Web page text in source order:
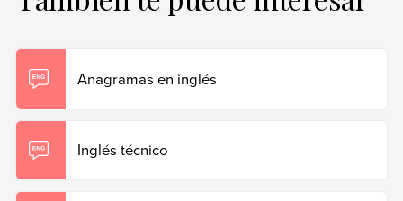
Gary, Marilina (16 de junio de 2023). Oraciones con
junio de 2026 de
con-yet/.
Copiar cita
Anagramas en inglés
Inglés técnico